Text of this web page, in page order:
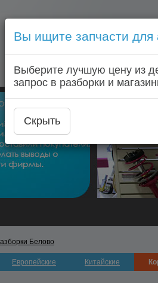
Голосовой запрос
Главная
Белово
Европейские Китайские
Вы ищите запчасти для
Выберите лучшую цену из
запрос в разборки и
Скрыть